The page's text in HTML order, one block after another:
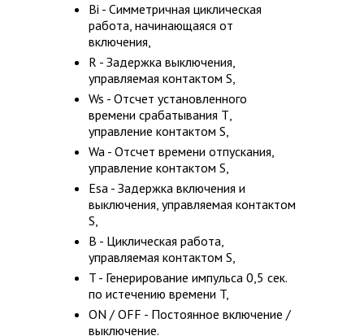
Bi - Симметричная циклическая
работа, начинающаяся от
включения,
R - Задержка выключения,
управляемая контактом S,
Ws - Отсчет установленного
времени срабатывания Т,
управление контактом S,
Wa - Отсчет времени отпускания,
управление контактом S,
Esa - Задержка включения и
выключения, управляемая контактом
S,
B - Циклическая работа,
управляемая контактом S,
T - Генерирование импульса 0,5 сек.
по истечению времени T,
ON / OFF - Постоянное включение /
выключение.